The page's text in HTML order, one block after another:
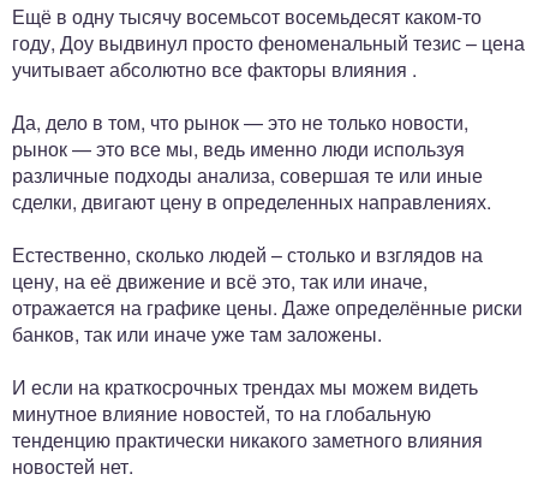
Ещё в одну тысячу восемьсот восемьдесят каком-то
году, Доу выдвинул просто феноменальный тезис – цена
учитывает абсолютно все факторы влияния .
Да, дело в том, что рынок — это не только новости,
рынок — это все мы, ведь именно люди используя
различные подходы анализа, совершая те или иные
сделки, двигают цену в определенных направлениях.
Естественно, сколько людей – столько и взглядов на
цену, на её движение и всё это, так или иначе,
отражается на графике цены. Даже определённые риски
банков, так или иначе уже там заложены.
И если на краткосрочных трендах мы можем видеть
минутное влияние новостей, то на глобальную
тенденцию практически никакого заметного влияния
новостей нет.